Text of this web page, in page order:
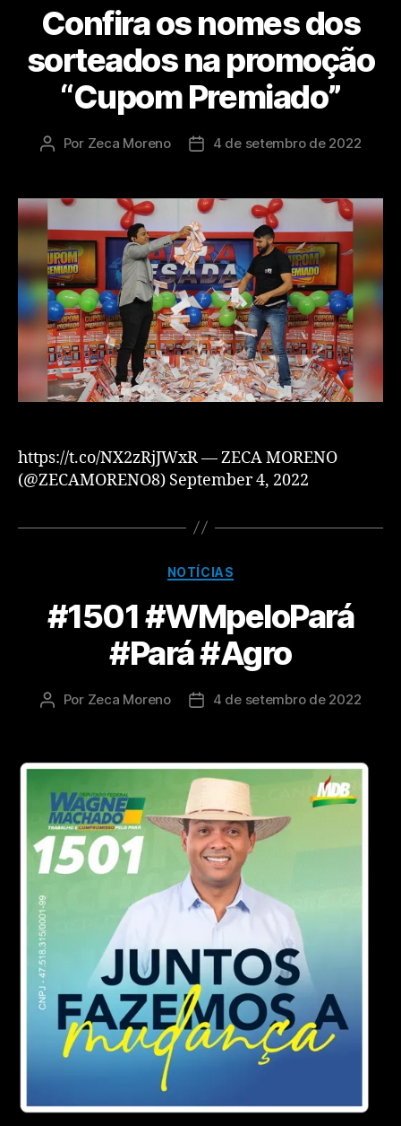
Confira os nomes dos
sorteados na promoção
“Cupom Premiado”
Por Zeca Moreno 4 de setembro de 2022
https://t.co/NX2zRjJWxR — ZECA MORENO
(@ZECAMORENO8) September 4, 2022
NOTÍCIAS
#1501 #WMpeloPará
#Pará #Agro
Por Zeca Moreno 4 de setembro de 2022